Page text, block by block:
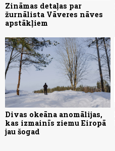
Zināmas detaļas par
žurnālista Vāveres nāves
apstākļiem
Divas okeāna anomālijas,
kas izmainīs ziemu Eiropā
jau šogad